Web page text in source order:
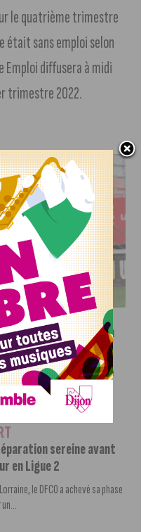
le quatrième trimestre
était sans emploi selon
Emploi diffusera à midi
trimestre 2022.
AVANT LE GRAND
la Côte-d’Or à vélo en
défi de Victor Bosoni
à relever l’ultra-cycliste
: parcourir 571...
sereine avant
en Ligue 2
le DFCO a achevé sa phase